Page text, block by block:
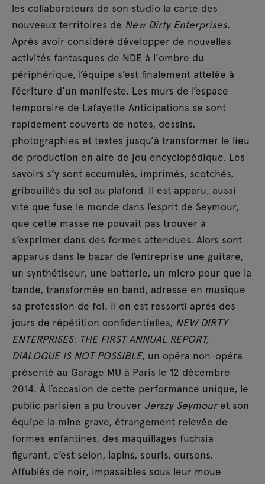
les collaborateurs de son studio la carte des
nouveaux territoires de New Dirty Enterprises.
Après avoir considéré développer de nouvelles
activités fantasques de NDE à l'ombre du
périphérique, l’équipe s’est finalement attelée à
l’écriture d’un manifeste. Les murs de l’espace
temporaire de Lafayette Anticipations se sont
rapidement couverts de notes, dessins,
photographies et textes jusqu’à transformer le lieu
de production en aire de jeu encyclopédique. Les
savoirs s’y sont accumulés, imprimés, scotchés,
gribouillés du sol au plafond. Il est apparu, aussi
vite que fuse le monde dans l’esprit de Seymour,
que cette masse ne pouvait pas trouver à
s’exprimer dans des formes attendues. Alors sont
apparus dans le bazar de l’entreprise une guitare,
un synthétiseur, une batterie, un micro pour que la
bande, transformée en band, adresse en musique
sa profession de foi. Il en est ressorti après des
jours de répétition confidentielles, NEW DIRTY
ENTERPRISES: THE FIRST ANNUAL REPORT,
DIALOGUE IS NOT POSSIBLE, un opéra non-opéra
présenté au Garage MU à Paris le 12 décembre
2014. À l’occasion de cette performance unique, le
public parisien a pu trouver Jerszy Seymouret son
équipe la mine grave, étrangement relevée de
formes enfantines, des maquillages fuchsia
figurant, c’est selon, lapins, souris, oursons.
Affublés de noir, impassibles sous leur moue